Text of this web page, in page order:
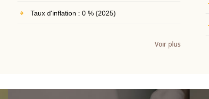
Taux d'inflation : 0 % (2025)
Voir plus